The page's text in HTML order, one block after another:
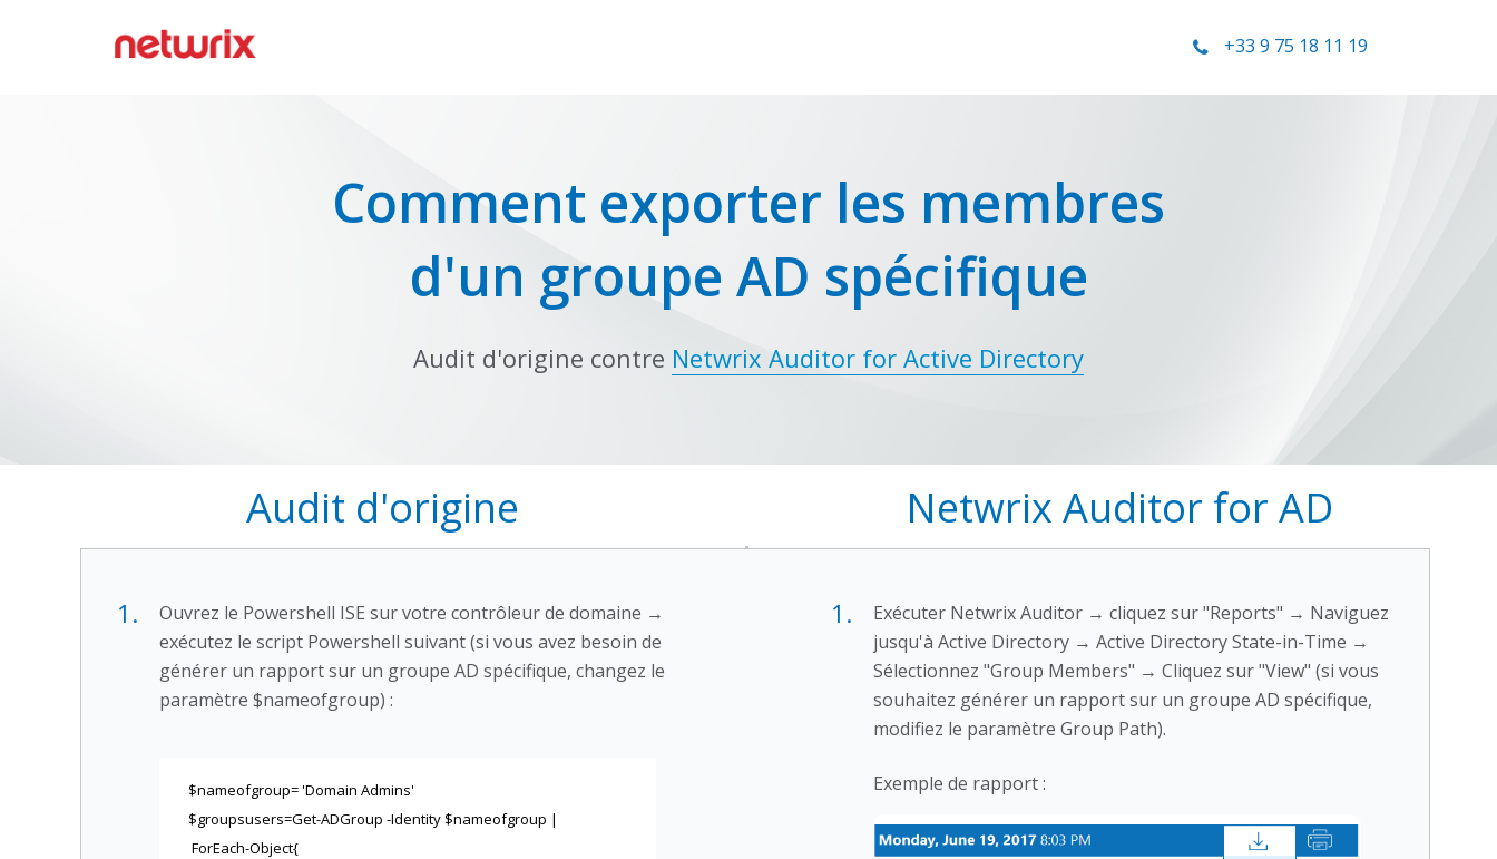
+33 9 75 18 11 19
Comment exporter les membres
d'un groupe AD spécifique
Audit d'origine contre Netwrix Auditor for Active Directory
1. 1.
Ouvrez le Powershell ISE sur votre contrôleur de domaine →
exécutez le script Powershell suivant (si vous avez besoin de
générer un rapport sur un groupe AD spécifique, changez le
paramètre $nameofgroup) :
Exécuter Netwrix Auditor → cliquez sur "Reports" → Naviguez
jusqu'à Active Directory → Active Directory State-in-Time →
Sélectionnez "Group Members" → Cliquez sur "View" (si vous
souhaitez générer un rapport sur un groupe AD spécifique,
modifiez le paramètre Group Path).
Exemple de rapport :
Audit d'origine Netwrix Auditor for AD
$nameofgroup= 'Domain Admins'
$groupsusers=Get-ADGroup -Identity $nameofgroup |
ForEach-Object{